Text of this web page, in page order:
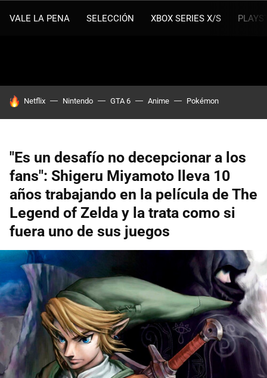
VALE LA PENA SELECCIÓN XBOX SERIES X/S
HOY SE HABLA DE
Netflix Nintendo GTA 6 Anime Pokémon
"Es un desafío no decepcionar a los
fans": Shigeru Miyamoto lleva 10
años trabajando en la película de The
Legend of Zelda y la trata como si
fuera uno de sus juegos